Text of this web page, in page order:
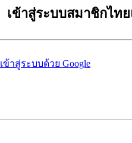
เข้าสู่ระบบสมาชิกไท
เข้าสู่ระบบด้วย Google